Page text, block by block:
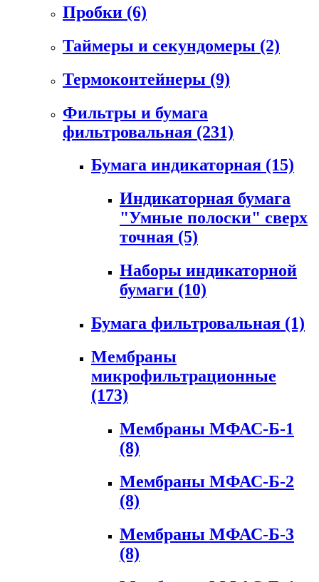
Пробки (6)
Таймеры и секундомеры (2)
Термоконтейнеры (9)
Фильтры и бумага
фильтровальная (231)
Бумага индикаторная (15)
Индикаторная бумага
"Умные полоски" сверх
точная (5)
Наборы индикаторной
бумаги (10)
Бумага фильтровальная (1)
Мембраны
микрофильтрационные
(173)
Мембраны МФАС-Б-1
(8)
Мембраны МФАС-Б-2
(8)
Мембраны МФАС-Б-3
(8)